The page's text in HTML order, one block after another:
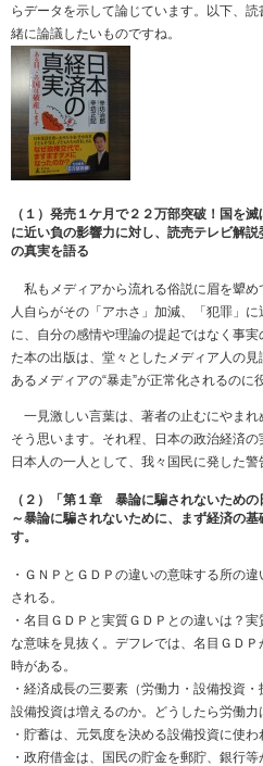
らデータを示して論じています。以下、
緒に論議したいものですね。
（１）発売１ケ月で２２万部突破！国を
に近い負の影響力に対し、読売テレビ解
の真実を語る
私もメディアから流れる俗説に眉を顰め
人自らがその「アホさ」加減、「犯罪」
に、自分の感情や理論の提起ではなく事
た本の出版は、堂々としたメディア人の
あるメディアの“暴走”が正常化されるのに
一見激しい言葉は、著者の止むにやまれ
そう思います。それ程、日本の政治経済の
日本人の一人として、我々国民に発した警
（２）「第１章 暴論に騙されないための
～暴論に騙されないために、まず経済の
す。
・ＧＮＰとＧＤＰの違いの意味する所の
される。
・名目ＧＤＰと実質ＧＤＰとの違いは？
な意味を見抜く。デフレでは、名目ＧＤ
時がある。
・経済成長の三要素（労働力・設備投資
設備投資は増えるのか。どうしたら労働力
・貯蓄は、元気度を決める設備投資に使わ
・政府借金は、国民の貯金を郵貯、銀行